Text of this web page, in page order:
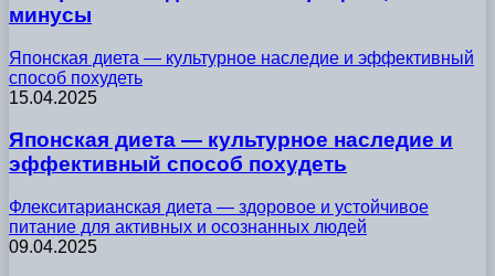
минусы
Японская диета — культурное наследие и эффективный
способ похудеть
15.04.2025
Японская диета — культурное наследие и
эффективный способ похудеть
Флекситарианская диета — здоровое и устойчивое
питание для активных и осознанных людей
09.04.2025